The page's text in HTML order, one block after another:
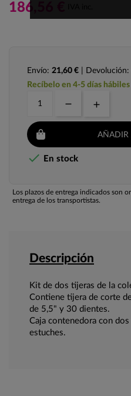
186,56 €
Envío: 21,60 € | Devolución:
Recíbelo en 4-5 días
AÑADIR
 En stock
Los plazos de entrega indicados son
entrega de los transportistas.
Descripción
Kit de dos tijeras de la
Contiene tijera de corte
de 5,5" y 30 dientes.
Caja contenedora con
estuches.